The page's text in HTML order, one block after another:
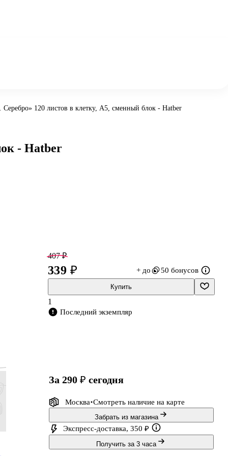
120 листов в клетку, А5, сменный блок - Hatber
576 ₽
480 ₽
1 441 ₽
1 201 ₽
576 ₽
480 ₽
- Hatber
407 ₽
339 ₽ + до 50 бонусов
Купить
1
Последний экземпляр
за 290 ₽ сегодня
Москва Смотреть наличие на карте
Забрать из магазина
Экспресс-доставка, 350 ₽
Получить за 3 часа